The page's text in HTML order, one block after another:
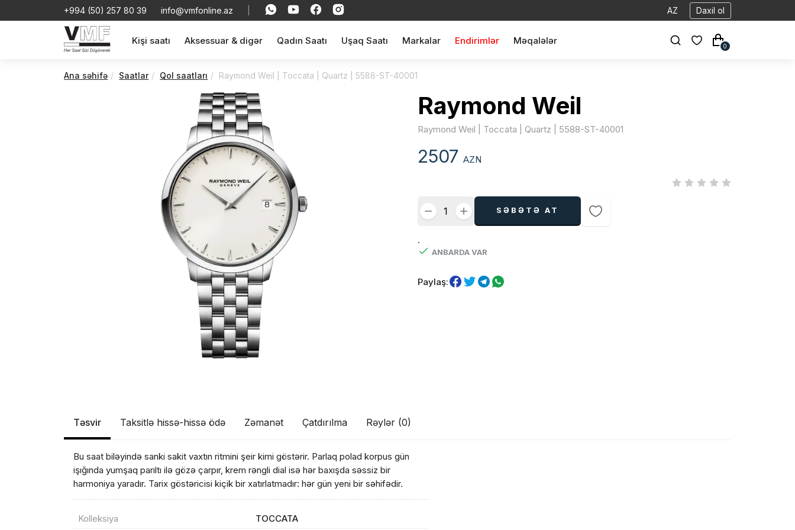
+994 (50) 257 80 39 info@vmfonline.az AZ Daxil ol
Kişi saatı Aksessuar & digər Qadın Saatı Uşaq Saatı Markalar Endirimlər Məqalələr
0
Ana səhifə Saatlar Qol saatları Raymond Weil | Toccata | Quartz | 5588-ST-40001
Raymond Weil
Raymond Weil | Toccata | Quartz | 5588-ST-40001
2507 AZN
SƏBƏTƏ AT
.
ANBARDA VAR
Paylaş:
Təsvir Taksitlə hissə-hissə ödə Zəmanət Çatdırılma Rəylər (0)
Bu saat biləyində sanki sakit vaxtın ritmini şeir kimi göstərir. Parlaq polad korpus gün
işığında yumşaq parıltı ilə gözə çarpır, krem rəngli dial isə hər baxışda səssiz bir
harmoniya yaradır. Tarix göstəricisi kiçik bir xatırlatmadır: hər gün yeni bir səhifədir.
Kolleksiya
TOCCATA